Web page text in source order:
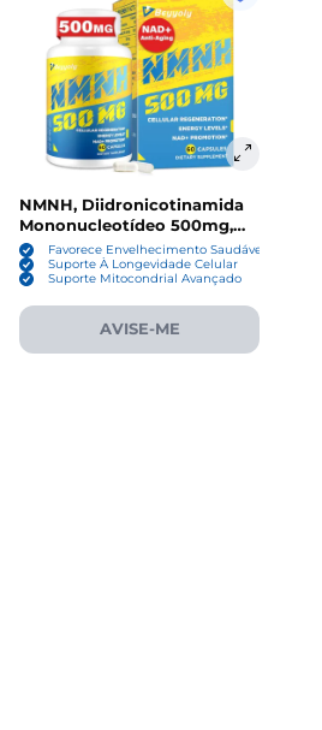
NMNH, Diidronicotinamida
Mononucleotídeo 500mg,
NAD Plus, 60 Cápsulas,
Beyyoly
Favorece Envelhecimento Saudável
Suporte À Longevidade Celular
Suporte Mitocondrial Avançado
AVISE-ME